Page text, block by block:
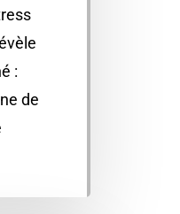
:
de